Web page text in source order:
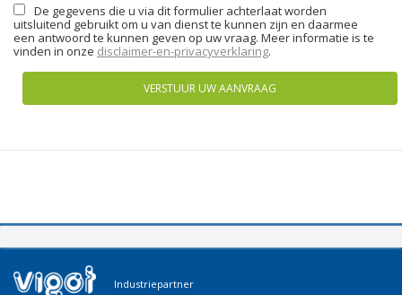
De gegevens die u via dit formulier achterlaat worden
uitsluitend gebruikt om u van dienst te kunnen zijn en daarmee
een antwoord te kunnen geven op uw vraag. Meer informatie is te
vinden in onze disclaimer-en-privacyverklaring.
VERSTUUR UW AANVRAAG
Industriepartner